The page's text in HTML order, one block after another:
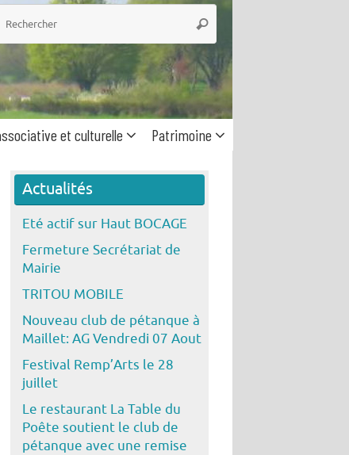
Rechercher
et culturelle Patrimoine
Actualités
Eté actif sur Haut BOCAGE
Fermeture Secrétariat de
Mairie
TRITOU MOBILE
Nouveau club de pétanque à
Maillet: AG Vendredi 07 Aout
Festival Remp’Arts le 28
juillet
Le restaurant La Table du
Poête soutient le club de
pétanque avec une remise